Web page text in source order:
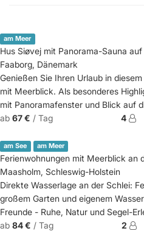
am Meer
Hus Siøvej mit Panorama-Sauna auf
Faaborg, Dänemark
Genießen Sie Ihren Urlaub in
mit Meerblick. Als besonderes
mit Panoramafenster und Blick auf
ab 67 € / Tag 4
am See am Meer
Ferienwohnungen mit Meerblick an
Maasholm, Schleswig-Holstein
Direkte Wasserlage an der Schlei:
großem Garten und eigenem
Freunde - Ruhe, Natur und Segel-
ab 84 € / Tag 2